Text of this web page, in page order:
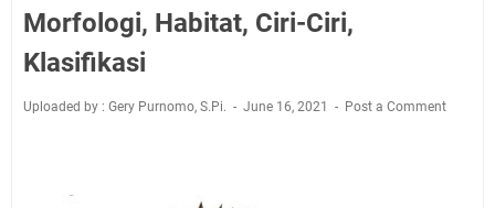
Morfologi, Habitat, Ciri-Ciri,
Klasifikasi
Uploaded by : Gery Purnomo, S.Pi. June 16, 2021 Post a Comment